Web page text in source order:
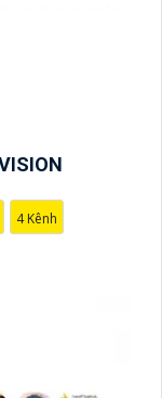
khả năng kết nối
cao trong việc
thiệu dành
và chuyên
nghiệp cho
4 Kênh